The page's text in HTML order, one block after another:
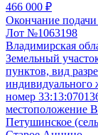
466 000 ₽
Окончание подачи
Лот №1063198
Владимирская
Земельный
пунктов, вид
индивидуального
номер
местоположение
Петушинское